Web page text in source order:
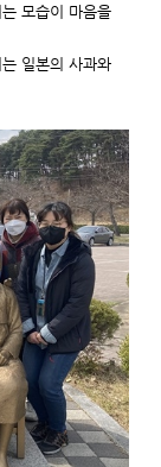
모습이 마음을
일본의 사과와